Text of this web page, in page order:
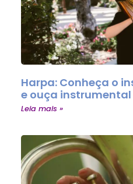
Harpa: Conheça o
e ouça instrumental
Leia mais »